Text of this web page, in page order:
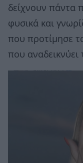
δείχνουν πάντα
φυσικά και
που προτίμησε
που αναδεικνύει